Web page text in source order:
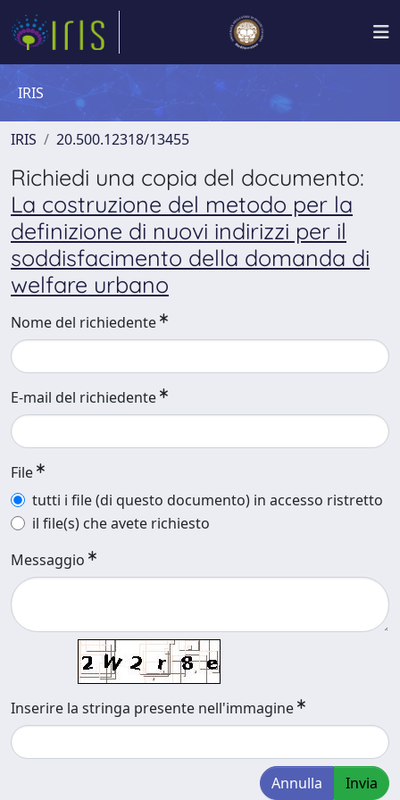
IRIS
IRIS 20.500.12318/13455
Richiedi una copia del documento:
La costruzione del metodo per la
definizione di nuovi indirizzi per il
soddisfacimento della domanda di
welfare urbano
Nome del richiedente
E-mail del richiedente
File
tutti i file (di questo documento) in accesso ristretto
il file(s) che avete richiesto
Messaggio
Inserire la stringa presente nell'immagine
Annulla Invia